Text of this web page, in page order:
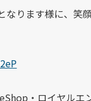
なります様に、笑
・ロイヤルエ